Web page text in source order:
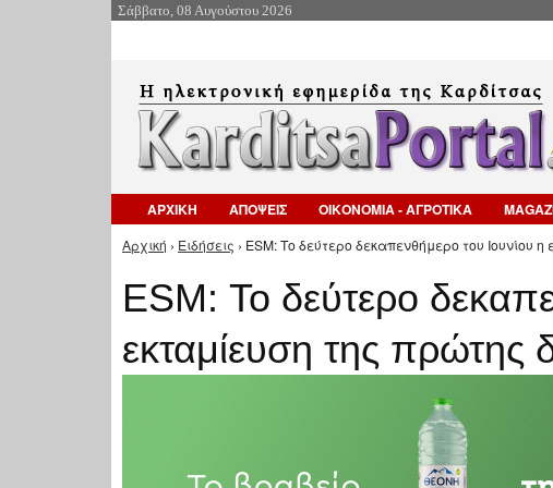
Σάββατο, 08 Αυγούστου 2026
ΑΡΧΙΚΗ ΑΠΟΨΕΙΣ ΟΙΚΟΝΟΜΙΑ - ΑΓΡΟΤΙΚΑ
Είστε εδώ
Αρχική › Ειδήσεις › ESM: Το δεύτερο δεκαπενθήμερο του Ιουνίου
ESM: Το δεύτερο
εκταμίευση της πρώτης